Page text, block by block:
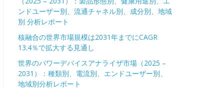
ンドユーザー別、流通チャネル別、成分別、地域
別 分析レポート
核融合の世界市場規模は2031年までにCAGR
13.4％で拡大する見通し
世界のパワーデバイスアナライザ市場（2025 –
2031）：種類別、電流別、エンドユーザー別、
地域別分析レポート